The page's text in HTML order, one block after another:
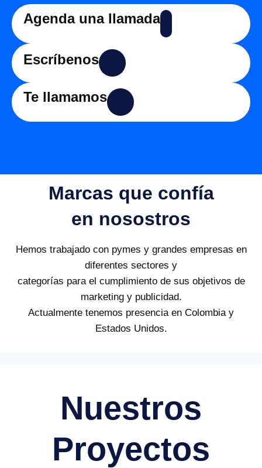
Agenda una llamada
Escríbenos
Te llamamos
Marcas que confía
en nosostros
Hemos trabajado con pymes y grandes empresas en
diferentes sectores y
categorías para el cumplimiento de sus objetivos de
marketing y publicidad.
Actualmente tenemos presencia en Colombia y
Estados Unidos.
Nuestros
Proyectos